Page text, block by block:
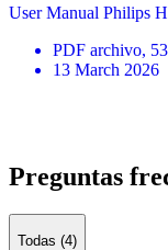
User Manual Philips
PDF archivo,
13 March 2026
Preguntas
Todas (4)